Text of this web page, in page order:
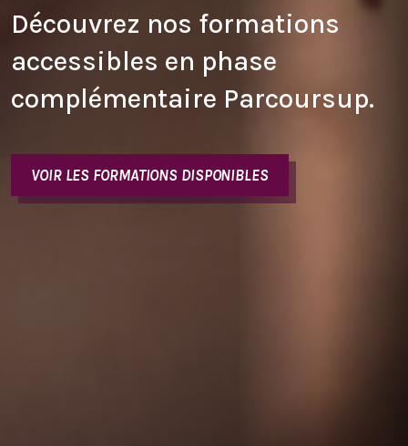
Découvrez nos formations
accessibles en phase
complémentaire Parcoursup.
VOIR LES FORMATIONS DISPONIBLES